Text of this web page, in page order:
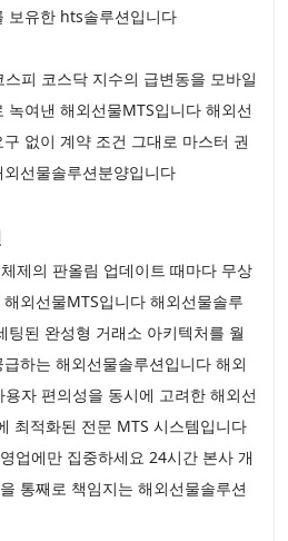
보유한 hts솔루션입니다
피 코스닥 지수의 급변동을 모바일
여낸 해외선물MTS입니다 해외선
없이 계약 조건 그대로 마스터 권
선물솔루션분양입니다
제의 판올림 업데이트 때마다 무상
외선물MTS입니다 해외선물솔루
팅된 완성형 거래소 아키텍처를 월
하는 해외선물솔루션입니다 해외
자 편의성을 동시에 고려한 해외선
최적화된 전문 MTS 시스템입니다
업에만 집중하세요 24시간 본사 개
통째로 책임지는 해외선물솔루션